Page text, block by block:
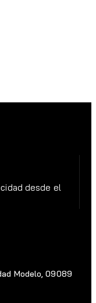
desde el
Modelo, 09089